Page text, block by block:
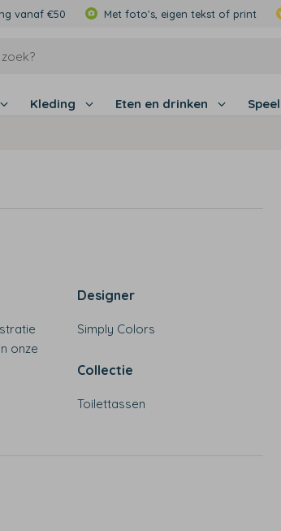
vanaf €50 Met foto's, eigen tekst of print
Kleding Eten en drinken
onze
Designer
Simply Colors
Collectie
Toilettassen